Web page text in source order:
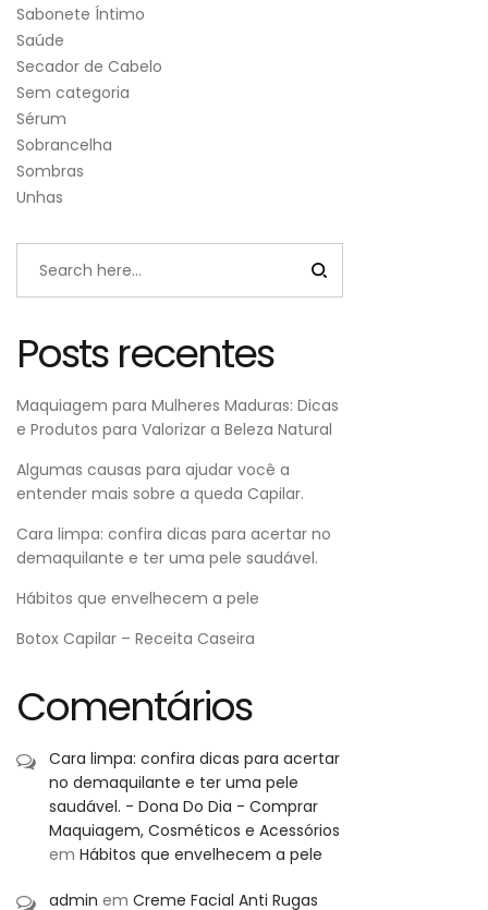
Sabonete Íntimo
Saúde
Secador de Cabelo
Sem categoria
Sérum
Sobrancelha
Sombras
Unhas
Posts recentes
Maquiagem para Mulheres Maduras: Dicas
e Produtos para Valorizar a Beleza Natural
Algumas causas para ajudar você a
entender mais sobre a queda Capilar.
Cara limpa: confira dicas para acertar no
demaquilante e ter uma pele saudável.
Hábitos que envelhecem a pele
Botox Capilar – Receita Caseira
Comentários
Cara limpa: confira dicas para acertar
no demaquilante e ter uma pele
saudável. - Dona Do Dia - Comprar
Maquiagem, Cosméticos e Acessórios
em Hábitos que envelhecem a pele
admin em Creme Facial Anti Rugas